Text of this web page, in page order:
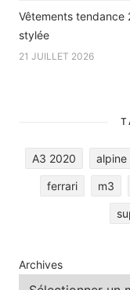
Vêtements tendance
stylée
21 JUILLET 2026
A3 2020 alpine
ferrari m3
Archives